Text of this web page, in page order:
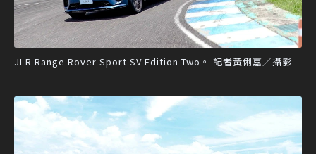
JLR Range Rover Sport SV Edition Two。 記者黃俐嘉／攝影